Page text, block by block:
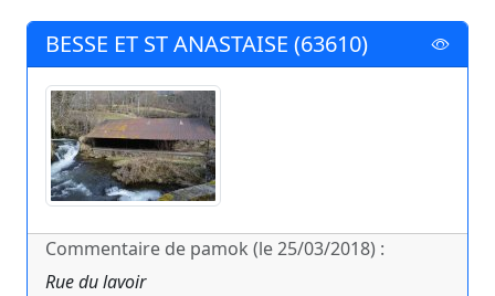
BESSE ET ST ANASTAISE (63610)
Commentaire de pamok (le 25/03/2018) :
Rue du lavoir